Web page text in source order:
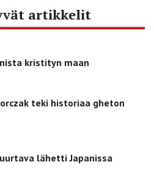
artikkelit
kristityn maan
teki historiaa gheton
lähetti Japanissa